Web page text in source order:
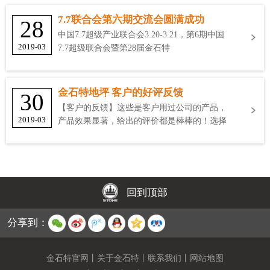
28
2019-03
7.7联合会第六期交流会圆满成功
中国7.7超级产业联合会3.20-3.21，第6期中国
7.7超级联合会暨第28届金石特
30
2019-03
金石特地坪 客户的好评反馈
【客户的反馈】这些是客户用过公司的产品，
产品效果显著，给出的评价都是棒棒的！选择
回到顶部
分享到：
金石特官网 关于金石特 联系我们
网站地图